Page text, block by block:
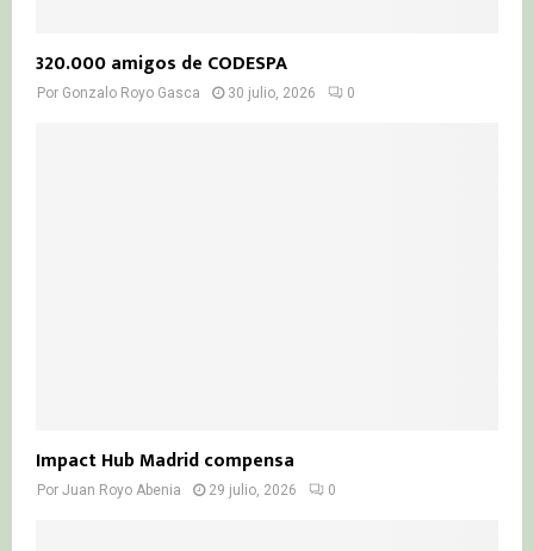
320.000 amigos de CODESPA
Por Gonzalo Royo Gasca 30 julio, 2026 0
Impact Hub Madrid compensa
Por Juan Royo Abenia 29 julio, 2026 0